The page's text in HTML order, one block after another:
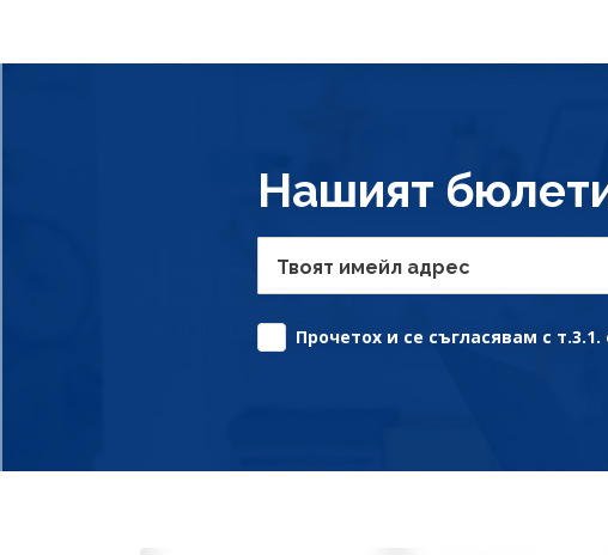
Нашият
Твоят имейл адрес
Прочетох и се съгласявам с т.3.1.